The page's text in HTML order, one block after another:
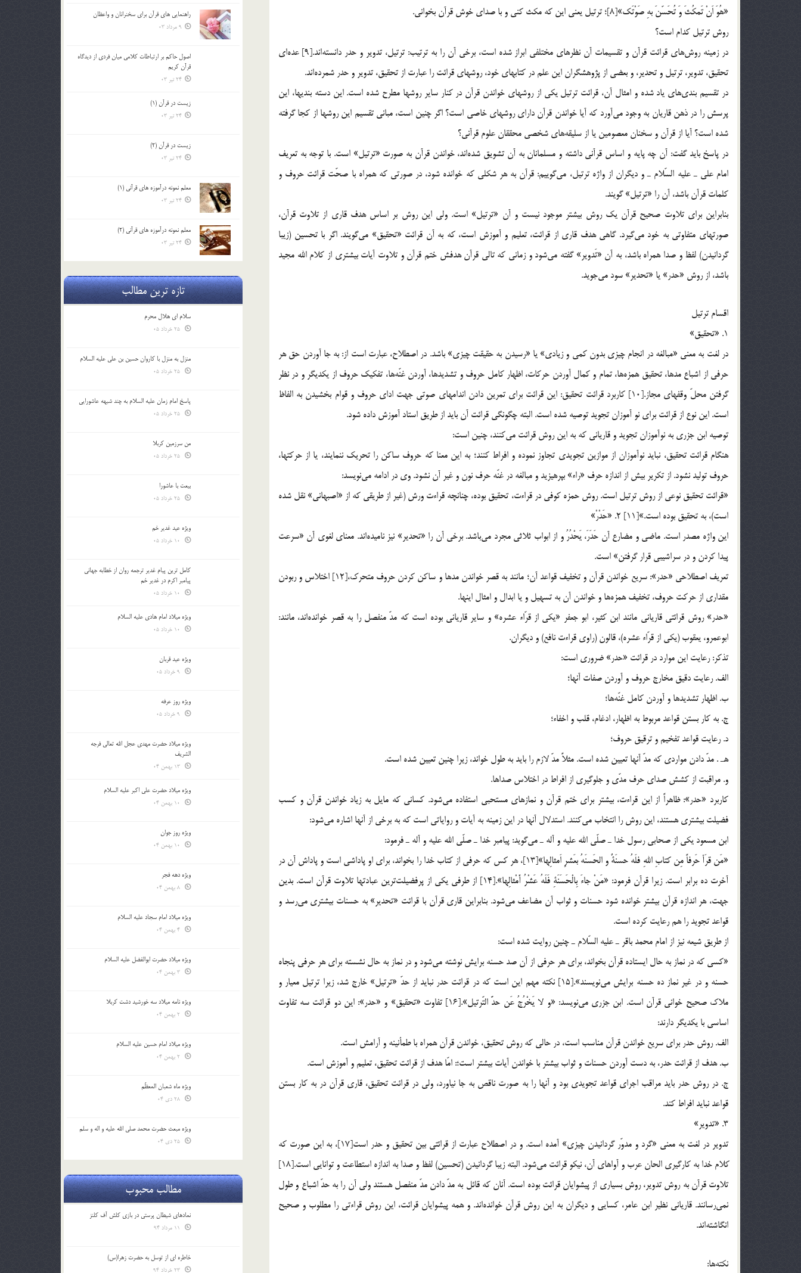
«هُوَ اَنْ تَمكُثَ وَ تُحَسّنَ بهِ صَوْتَك»[8]؛ ترتيل يعني اين كه مكث كني و با صداي خوش قرآن بخواني.
روش ترتيل كدام است؟
در زمينه روش‌هاي قرائت قرآن و تقسيمات آن نظرهاي مختلفي ابراز شده است، برخي آن را به ترتيب: ترتيل، تدوير و حدر دانسته‌اند.[9] عده‌اي
تحقيق، تدوير، ترتيل و تحدير، و بعضي از پژوهشگران اين علم در كتابهاي خود، روشهاي قرائت را عبارت از تحقيق، تدوير و حدر شمرده‌اند.
در تقسيم بندي‌هاي ياد شده و امثال آن، قرائت ترتيل يكي از روشهاي خواندن قرآن در كنار ساير روشها مطرح شده است. اين دسته‌ بنديها، اين
پرسش را در ذهن قاريان به وجود مي‌آورد كه آيا خواندن قرآن داراي روشهاي خاصي است؟ اگر چنين است، مباني تقسيم اين روشها از كجا گرفته
شده است؟ آيا از قرآن و سخنان معصومين يا از سليقه‌هاي شخصي محققان علوم قرآني؟
در پاسخ بايد گفت: آن چه پايه و اساس قرآني داشته و مسلمانان به آن تشويق شده‌اند، خواندن قرآن به صورت «ترتيل» است. با توجه به تعريف
امام علي ـ عليه السّلام ـ و ديگران از واژه‌ ترتيل، مي‌گوييم: قرآن به هر شكلي كه خوانده شود، در صورتي كه همراه با صحّت قرائت حروف و
كلمات قرآن باشد، آن را «ترتيل» گويند.
بنابراين براي تلاوت صحيح قرآن يك روش بيشتر موجود نيست و آن «ترتيل» است. ولي اين روش بر اساس هدف قاري از تلاوت قرآن،
صورتهاي متفاوتي به خود مي‌گيرد. گاهي هدف قاري از قرائت، تعليم و آموزش است، كه به آن قرائت «تحقيق» مي‌گويند. اگر با تحسين (زيبا
گردانيدن) لفظ و صدا همراه باشد، به آن «تَدوير» گفته مي‌شود و زماني كه تالي قرآن هدفش ختم قرآن و تلاوت آيات بيشتري از كلام الله مجيد
باشد، از روش «حدر» يا «تحدير» سود مي‌جويد.
اقسام ترتيل
1. «تحقيق»
در لغت به معني «مبالغه در انجام چيزي بدون كمي و زيادي» يا «رسيدن به حقيقت چيزي» باشد. در اصطلاح، عبارت است از: به جا آوردن حق هر
حرفي از اشباع مدها، تحقيق همزه‌ها، تمام و كمال آوردن حركات، اظهار كامل حروف و تشديدها، آوردن غنّه‌ها، تفكيك حروف از يكديگر و در نظر
گرفتن محلّ وقفهاي مجاز.[10] كاربرد قرائت تحقيق: اين قرائت براي تمرين دادن اندامهاي صوتي جهت اداي حروف و قوام بخشيدن به الفاظ
است. اين نوع از قرائت براي نو آموزان تجويد توصيه شده است. البته چگونگي قرائت آن بايد از طريق استاد آموزش داده شود.
توصيه ابن جزري به نوآموزان تجويد و قارياني كه به اين روش قرائت مي‌كنند، چنين است:
هنگام قرائت تحقيق، نبايد نوآموزان از موازين تجويدي تجاوز نموده و افراط كنند؛ به اين معنا كه حروف ساكن را تحريك ننمايند، يا از حركتها،
حروف توليد نشود. از تكرير بيش از اندازه حرف «راء» بپرهيزيد و مبالغه در غنّه حرف نون و غير آن نشود. وي در ادامه مي‌نويسد:
«قرائت تحقيق نوعي از روش ترتيل است. روش حمزه كوفي در قراءت، تحقيق بوده، چنانچه قراءت ورش (غير از طريقي كه از «اصبهاني» نقل شده
است)، به تحقيق بوده است.»[11] 2. «حَدْرْ»
اين واژه مصدر است. ماضي و مضارع آن حَدَرَ، يَحْدُرُ و از ابواب ثلاثي مجرد مي‌باشد. برخي آن را «تحدير» نيز ناميده‌اند. معناي لغوي آن «سرعت
پيدا كردن و در سراشيبي قرار گرفتن» است.
تعريف اصطلاحي «حدر»: سريع خواندن قرآن و تخفيف قواعد آن؛ مانند به قصر خواندن مدها و ساكن كردن حروف متحرك،[12] اختلاس و ربودن
مقداري از حركت حروف، تخفيف همزه‌ها و خواندن آن به تسهيل و يا ابدال و امثال اينها.
«حدر» روش قرائتي قارياني مانند ابن كثير، ابو جعفر «يكي از قرّاء عشره» و ساير قارياني بوده است كه مدّ منفصل را به قصر خوانده‌اند، مانند:
ابوعمرو، يعقوب (يكي از قرّاء عشره)، قالون (راوي قراءت نافع)‌ و ديگران.
تذكر: رعايت اين موارد در قرائت «حدر» ضروري است:
الف. رعايت دقيق مخارج حروف و آوردن صفات آنها؛
ب. اظهار تشديدها و آوردن كامل غنّه‌ها؛
ج. به كار بستن قواعد مربوط به اظهار، ادغام، ‌قلب و اخفاء؛
د. رعايت قواعد تفخيم و ترقيق حروف؛
هـ . مدّ دادن مواردي كه مدّ آنها تعيين شده است. مثلاً مدّ لازم را بايد به طول خواند، زيرا چنين تعيين شده است.
و. مراقبت از كشش صداي حرف مدّي و جلوگيري از افراط در اختلاس صداها.
كاربرد «حدر»: ظاهراً از اين قراءت، بيشتر براي ختم قرآن و نمازهاي مستحبي استفاده مي‌شود. كساني كه مايل به زياد خواندن قرآن و كسب
فضيلت بيشتري هستند، اين روش را انتخاب مي‌كنند. استدلال آنها در اين زمينه به آيات و رواياتي است كه به برخي از آنها اشاره مي‌شود:
ابن مسعود يكي از صحابي رسول خدا ـ صلّي الله عليه و آله ـ مي‌گويد: پيامبر خدا ـ صلّي الله عليه و آله ـ فرمود:
«مَن قرَأ حَرفاً مِن كتابِ اللهِ فلَهُ حسنَةٌ و الحَسنَهُ بعَشرِ اَمثالِها»[13]، هر كس كه حرفي از كتاب خدا را بخواند، براي او پاداشي است و پاداش آن در
آخرت ده برابر است. زيرا قرآن فرمود: «مَنْ جاءَ بِالْحَسَنَةِ فَلَهُ عَشْرُ أَمْثالِها».[14] از طرفي يكي از پرفضيلت‌ترين عبادتها تلاوت قرآن است. بدين
جهت، هر اندازه قرآن بيشتر خوانده شود حسنات و ثواب آن مضاعف مي‌شود. بنابراين قاري قرآن با قرائت «تحدير» به حسنات بيشتري مي‌رسد و
قواعد تجويد را هم رعايت كرده است.
از طريق شيعه نيز از امام محمد باقر ـ عليه السّلام ـ چنين روايت شده است:
«كسي كه در نماز به حال ايستاده قرآن بخواند، براي هر حرفي از آن صد حسنه برايش نوشته مي‌شود و در نماز به حال نشسته براي هر حرفي پنجاه
حسنه و در غير نماز ده حسنه برايش مي‌نويسند».[15] نكته مهم اين است كه در قرائت حدر نبايد از حدّ «ترتيل» خارج شد، زيرا ترتيل معيار و
ملاك صحيح خواني قرآن است. ابن جزري مي‌نويسد: «و لا يَخْرُجُ عَن حدَّ التّرتيل».[16] تفاوت «تحقيق» و «حدر»: اين دو قرائت سه تفاوت
اساسي با يكديگر دارند:
الف. روش حدر براي سريع خواندن قرآن مناسب است، در حالي كه روش تحقيق، خواندن قرآن همراه با طمأنينه و آرامش است.
ب. هدف از قرائت حدر، به دست آوردن حسنات و ثواب بيشتر با خواندن آيات بيشتر است؛: امّا هدف از قرائت تحقيق، تعليم و آموزش است.
ج. در روش حدر بايد مراقب اجراي قواعد تجويدي بود و‌ آنها را به صورت ناقص به جا نياورد، ولي در قرائت تحقيق، قاري قرآن در به كار بستن
قواعد نبايد افراط كند.
3. «تدوير»
تدوير در لغت به معني «گرد و مدوّر گردانيدن چيزي» آمده است. و در اصطلاح عبارت از قرائتي بين تحقيق و حدر است[17]، به اين صورت كه
كلام خدا به كارگيري الحان عرب و آواهاي آن، ‌نيكو قرائت مي‎شود. البته زيبا گردانيدن (تحسين) لفظ و صدا به اندازه استطاعت و توانايي است.[18]
تلاوت قرآن به روش تدوير، روش بسياري از پيشوايان قرائت بوده است. آنان كه قائل به مدّ دادن مدّ منفصل هستند ولي آن را به حدّ اشباع و طول
نمي‎رسانند. قارياني نظير ابن عامر، كسايي و ديگران به اين روش قرآن خوانده‎اند. و همه پيشوايان قرائت، اين روش قراءتي را مطلوب و صحيح
انگاشته‎اند.
نكته‎ها:
راهنمایی های قرآن برای سخنرانان و واعظان
9 مرداد 03
اصول حاكم بر ارتباطات كلامى ميان فردى از ديدگاه
قرآن كريم
24 تیر 03
زیست در قرآن (1)
24 تیر 03
زیست در قرآن (2)
24 تیر 03
معلم نمونه درآموزه هاي قرآني (1)
24 تیر 03
معلم نمونه درآموزه هاي قرآني (2)
24 تیر 03
تازه ترین مطالب
سلام ای هلال محرم
منزل به منزل با کاروان حسین بن علی علیه السلام
پاسخ امام زمان علیه السلام به چند شبهه عاشورایی
من سرزمین کربلا
بیعت با عاشورا
ویژه عید غدیر خم
کامل ترین پیام غدیر ترجمه روان از خطابه جهانی
پیامبر اکرم در غدیر خم
ویژه میلاد امام هادی علیه السلام
ویژه عید قربان
ویژه روز عرفه
ویژه میلاد حضرت مهدی عجل الله تعالی فرجه
الشريف
ویژه میلاد حضرت علی اکبر علیه السلام
ویژه روز جوان
ویژه دهه فجر
ویژه میلاد امام سجاد علیه السلام
ویژه میلاد حضرت ابوالفضل علیه السلام
ویژه نامه میلاد سه خورشید دشت کربلا
ویژه میلاد امام حسین علیه السلام
ویژه ماه شعبان المعظّم
ویژه مبعث حضرت محمد صلی الله علیه و اله و سلم
مطالب محبوب
نمادهای شیطان پرستی در بازی کلش آف کلنز
خاطره ای از توسل به حضرت زهرا(س)